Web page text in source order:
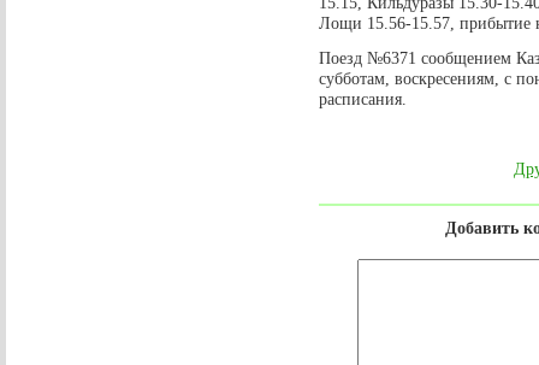
Лощи 15.56-15.57, прибытие
Поезд №6371 сообщением
субботам, воскресениям, с
расписания.
Добавить